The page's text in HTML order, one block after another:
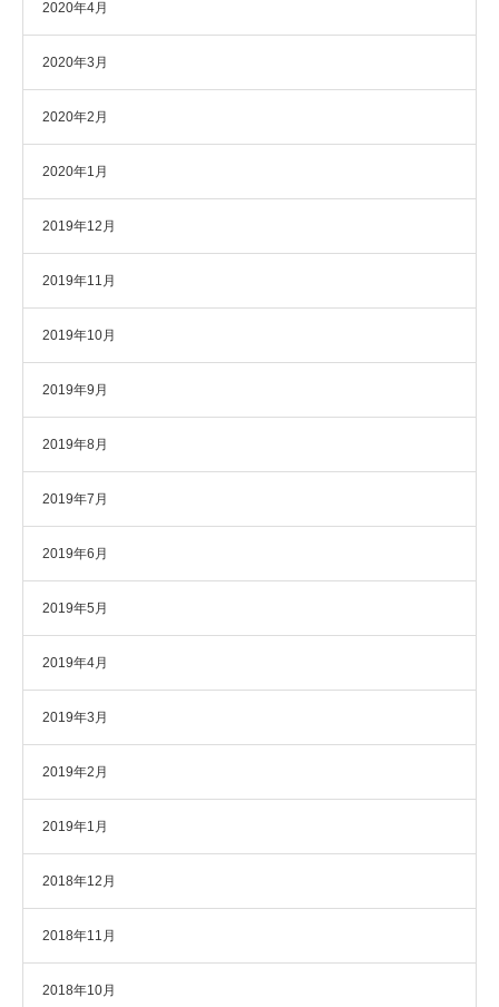
2020年4月
2020年3月
2020年2月
2020年1月
2019年12月
2019年11月
2019年10月
2019年9月
2019年8月
2019年7月
2019年6月
2019年5月
2019年4月
2019年3月
2019年2月
2019年1月
2018年12月
2018年11月
2018年10月